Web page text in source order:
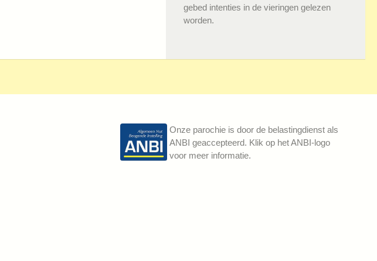
gebed intenties in de vieringen gelezen
worden.
Onze parochie is door de belastingdienst als
ANBI geaccepteerd. Klik op het ANBI-logo
voor meer informatie.